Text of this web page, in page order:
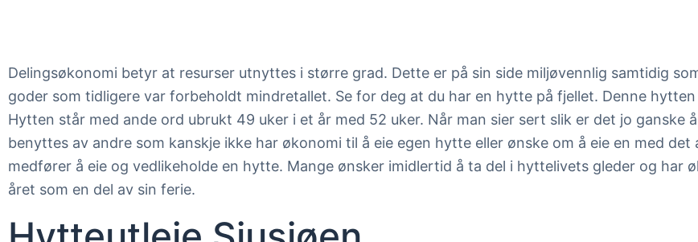
Delingsøkonomi betyr at resurser utnyttes i større grad. Dette er på sin side miljøvennlig samtidig
goder som tidligere var forbeholdt mindretallet. Se for deg at du har en hytte på fjellet. Denne
Hytten står med ande ord ubrukt 49 uker i et år med 52 uker. Når man sier sert slik er det jo ganske
benyttes av andre som kanskje ikke har økonomi til å eie egen hytte eller ønske om å eie en med
medfører å eie og vedlikeholde en hytte. Mange ønsker imidlertid å ta del i hyttelivets gleder og har
året som en del av sin ferie.